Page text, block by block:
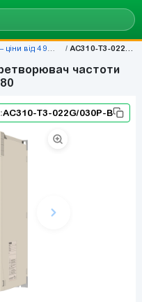
| Chastotnik.ua AC310-T3-022G/030P-B
частоти
AC310-T3-022G/030P-B